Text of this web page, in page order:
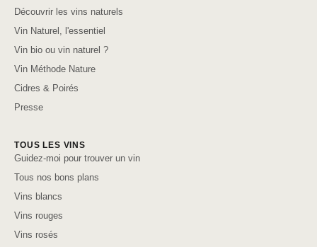
Découvrir les vins naturels
Vin Naturel, l'essentiel
Vin bio ou vin naturel ?
Vin Méthode Nature
Cidres & Poirés
Presse
TOUS LES VINS
Guidez-moi pour trouver un vin
Tous nos bons plans
Vins blancs
Vins rouges
Vins rosés